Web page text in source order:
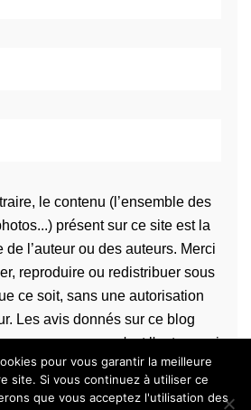
le contenu (l’ensemble des
présent sur ce site est la
l’auteur ou des auteurs. Merci
reproduire ou redistribuer sous
ce soit, sans une autorisation
Les avis donnés sur ce blog
personne qu'est l'auteur qui
les rédige.
pour vous garantir la meilleure
site. Si vous continuez à utiliser ce
que vous acceptez l'utilisation des